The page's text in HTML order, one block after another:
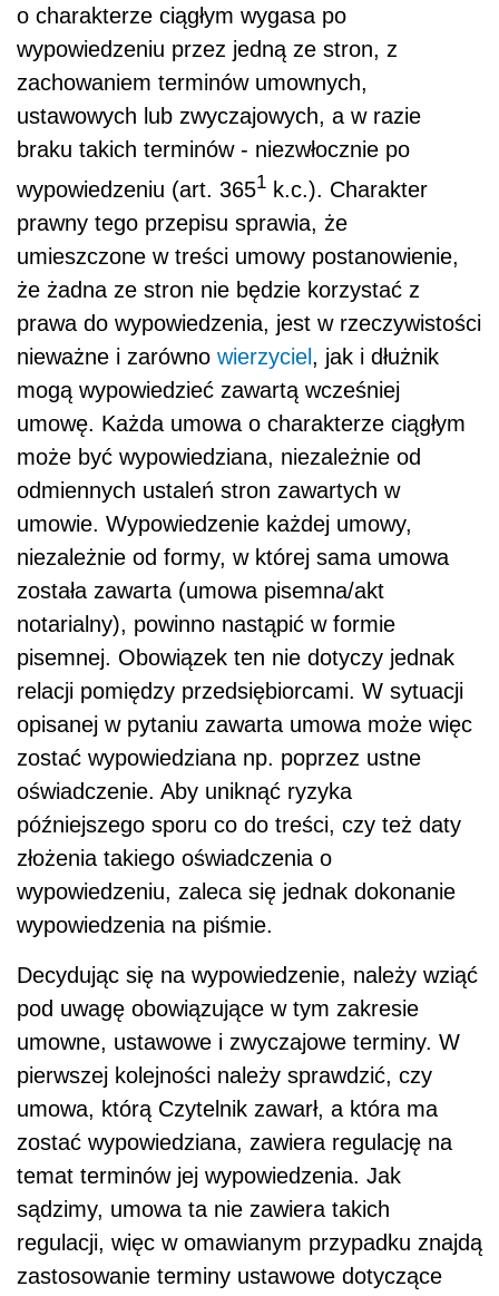
o charakterze ciągłym wygasa po
wypowiedzeniu przez jedną ze stron, z
zachowaniem terminów umownych,
ustawowych lub zwyczajowych, a w razie
braku takich terminów - niezwłocznie po
wypowiedzeniu (art. 3651 k.c.). Charakter
prawny tego przepisu sprawia, że
umieszczone w treści umowy postanowienie,
że żadna ze stron nie będzie korzystać z
prawa do wypowiedzenia, jest w rzeczywistości
nieważne i zarówno wierzyciel , jak i dłużnik
mogą wypowiedzieć zawartą wcześniej
umowę. Każda umowa o charakterze ciągłym
może być wypowiedziana, niezależnie od
odmiennych ustaleń stron zawartych w
umowie. Wypowiedzenie każdej umowy,
niezależnie od formy, w której sama umowa
została zawarta (umowa pisemna/akt
notarialny), powinno nastąpić w formie
pisemnej. Obowiązek ten nie dotyczy jednak
relacji pomiędzy przedsiębiorcami. W sytuacji
opisanej w pytaniu zawarta umowa może więc
zostać wypowiedziana np. poprzez ustne
oświadczenie. Aby uniknąć ryzyka
późniejszego sporu co do treści, czy też daty
złożenia takiego oświadczenia o
wypowiedzeniu, zaleca się jednak dokonanie
wypowiedzenia na piśmie.
Decydując się na wypowiedzenie, należy wziąć
pod uwagę obowiązujące w tym zakresie
umowne, ustawowe i zwyczajowe terminy. W
pierwszej kolejności należy sprawdzić, czy
umowa, którą Czytelnik zawarł, a która ma
zostać wypowiedziana, zawiera regulację na
temat terminów jej wypowiedzenia. Jak
sądzimy, umowa ta nie zawiera takich
regulacji, więc w omawianym przypadku znajdą
zastosowanie terminy ustawowe dotyczące